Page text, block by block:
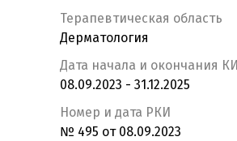
Терапевтическая область
Дерматология
Дата начала и окончания КИ
08.09.2023 - 31.12.2025
Номер и дата РКИ
№ 495 от 08.09.2023